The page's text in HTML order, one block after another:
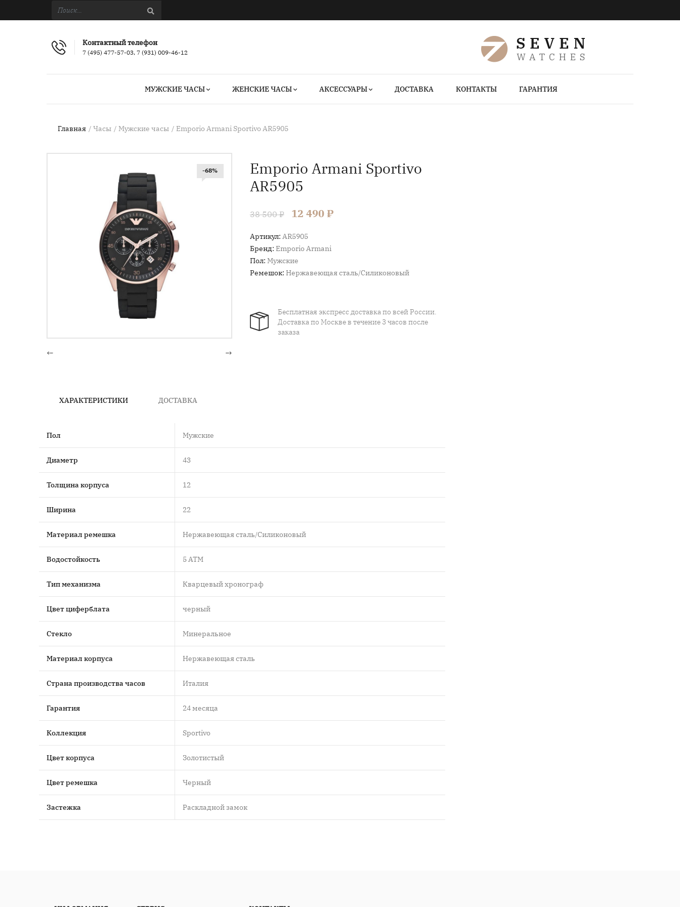
7 (495) 477-57-03, 7 (931) 009-46-12
Контактный телефон
МУЖСКИЕ ЧАСЫ ЖЕНСКИЕ ЧАСЫ АКСЕССУАРЫ ДОСТАВКА КОНТАКТЫ ГАРАНТИЯ
Главная Часы Мужские часы Emporio Armani Sportivo AR5905
-68%
← →
Emporio Armani Sportivo
AR5905
38 500 ₽ 12 490 ₽
Артикул: AR5905
Бренд: Emporio Armani
Пол: Мужские
Ремешок: Нержавеющая сталь/Силиконовый
Бесплатная экспресс доставка по всей России.
Доставка по Москве в течение 3 часов после
заказа
ХАРАКТЕРИСТИКИ ДОСТАВКА
Пол Мужские
Диаметр 43
Толщина корпуса 12
Ширина 22
Материал ремешка Нержавеющая сталь/Силиконовый
Водостойкость 5 ATM
Тип механизма Кварцевый хронограф
Цвет циферблата черный
Стекло Минеральное
Материал корпуса Нержавеющая сталь
Страна производства часов Италия
Гарантия 24 месяца
Коллекция Sportivo
Цвет корпуса Золотистый
Цвет ремешка Черный
Застежка Раскладной замок